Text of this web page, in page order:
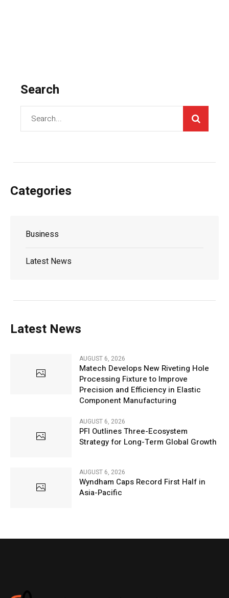
Search
Categories
Business
Latest News
Latest News
AUGUST 6, 2026
Matech Develops New Riveting Hole
Processing Fixture to Improve
Precision and Efficiency in Elastic
Component Manufacturing
AUGUST 6, 2026
PFI Outlines Three-Ecosystem
Strategy for Long-Term Global Growth
AUGUST 6, 2026
Wyndham Caps Record First Half in
Asia-Pacific